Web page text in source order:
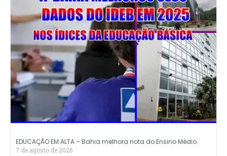
EDUCAÇÃO EM ALTA – Bahia melhora nota do Ensino Médio.
7 de agosto de 2026